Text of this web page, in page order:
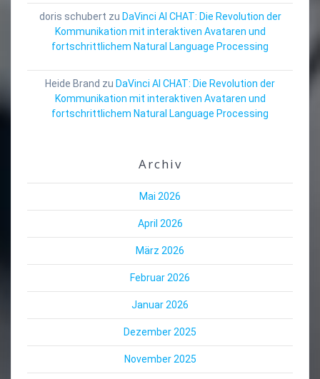
doris schubert zu DaVinci AI CHAT: Die Revolution der
Kommunikation mit interaktiven Avataren und
fortschrittlichem Natural Language Processing
Heide Brand zu DaVinci AI CHAT: Die Revolution der
Kommunikation mit interaktiven Avataren und
fortschrittlichem Natural Language Processing
Archiv
Mai 2026
April 2026
März 2026
Februar 2026
Januar 2026
Dezember 2025
November 2025